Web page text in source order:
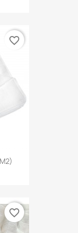
favorite_border
favorite_border